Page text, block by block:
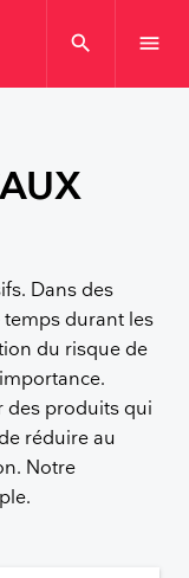
search menu
Dans des
durant les
du risque de
des produits qui
réduire au
Notre